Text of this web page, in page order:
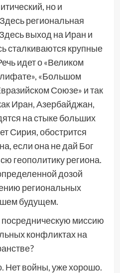
но и
региональная
выход на Иран и
сталкиваются крупные
идет о «Великом
«Большом
Союзе» и так
Иран, Азербайджан,
на стыке больших
Сирия, обострится
если она не дай Бог
геополитику региона.
дозой
региональных
будущем.
миссию
конфликтах на
Нет войны, уже хорошо.